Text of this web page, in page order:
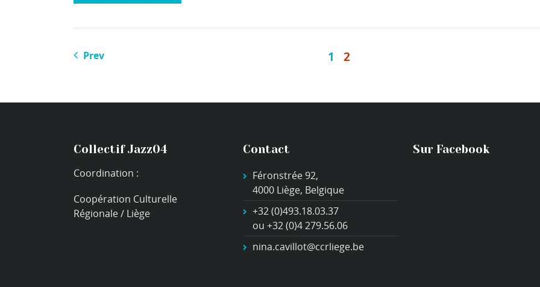
Prev 1 2
Collectif Jazz04
Coordination :
Coopération Culturelle
Régionale / Liège
Contact
Féronstrée 92,
4000 Liège, Belgique
+32 (0)493.18.03.37
ou +32 (0)4 279.56.06
nina.cavillot@ccrliege.be
Sur Facebook